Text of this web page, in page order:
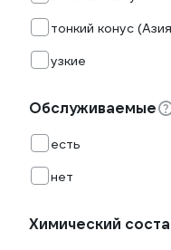
тонкий конус
узкие
Обслуживаемые
есть
нет
Химический